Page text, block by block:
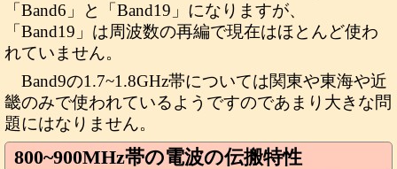
「Band6」と「Band19」になりますが、
「Band19」は周波数の再編で現在はほとんど使わ
れていません。
Band9の1.7~1.8GHz帯については関東や東海や近
畿のみで使われているようですのであまり大きな問
題にはなりません。
800~900MHz帯の電波の伝搬特性